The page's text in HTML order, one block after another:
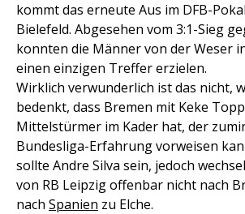
kommt das erneute Aus im DFB-
Bielefeld. Abgesehen vom 3:1-Sieg
konnten die Männer von der Weser
einen einzigen Treffer erzielen.
Wirklich verwunderlich ist das nicht,
bedenkt, dass Bremen mit Keke
Mittelstürmer im Kader hat, der
Bundesliga-Erfahrung vorweisen
sollte Andre Silva sein, jedoch
von RB Leipzig offenbar nicht nach
nach Spanien zu Elche.